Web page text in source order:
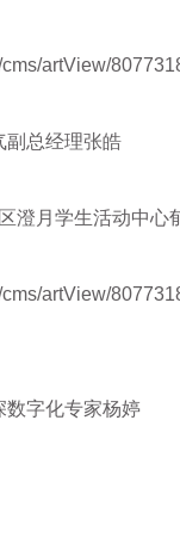
artView/
副总经理张皓
澄月学生活动中心
artView/
字化专家杨婷